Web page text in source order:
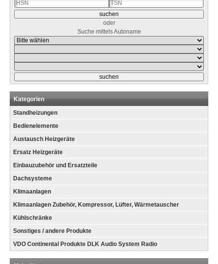
oder
Suche mittels Autoname
Kategorien
Standheizungen
Bedienelemente
Austausch Heizgeräte
Ersatz Heizgeräte
Einbauzubehör und Ersatzteile
Dachsysteme
Klimaanlagen
Klimaanlagen Zubehör, Kompressor, Lüfter, Wärmetauscher
Kühlschränke
Sonstiges / andere Produkte
VDO Continental Produkte DLK Audio System Radio